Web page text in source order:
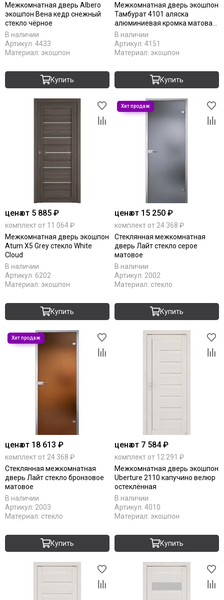
Межкомнатная дверь Albero
экошпон Вена кедр снежный
стекло чёрное
В наличии
Артикул: 4433
Материал: экошпон
Купить
Межкомнатная дверь экошпон
Тамбурат 4101 аляска
алюминиевая кромка матовая
глухая
В наличии
Артикул: 4151
Материал: экошпон
Купить
ценаот 5 885 ₽
комплект от 11 064 ₽
Межкомнатная дверь экошпон
Atum X5 Grey стекло White
Cloud
В наличии
Артикул: 6202
Материал: экошпон
Купить
ценаот 15 250 ₽
комплект от 24 368 ₽
Стеклянная межкомнатная
дверь Лайт стекло серое
матовое
В наличии
Артикул: 2002
Материал: стекло
Купить
ценаот 18 613 ₽
комплект от 24 368 ₽
Стеклянная межкомнатная
дверь Лайт стекло бронзовое
матовое
В наличии
Артикул: 2003
Материал: стекло
Купить
ценаот 7 584 ₽
комплект от 12 291 ₽
Межкомнатная дверь экошпон
Uberture 2110 капучино велюр
остеклённая
В наличии
Артикул: 4010
Материал: экошпон
Купить